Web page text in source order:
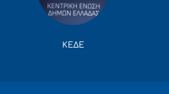
ΚΕΔΕ